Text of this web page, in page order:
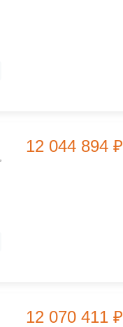
12 044 894 ₽
12 070 411 ₽